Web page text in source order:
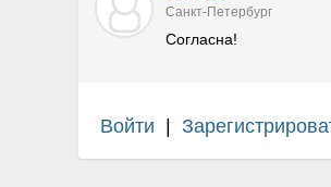
Санкт-Петербург
Согласна!
Войти